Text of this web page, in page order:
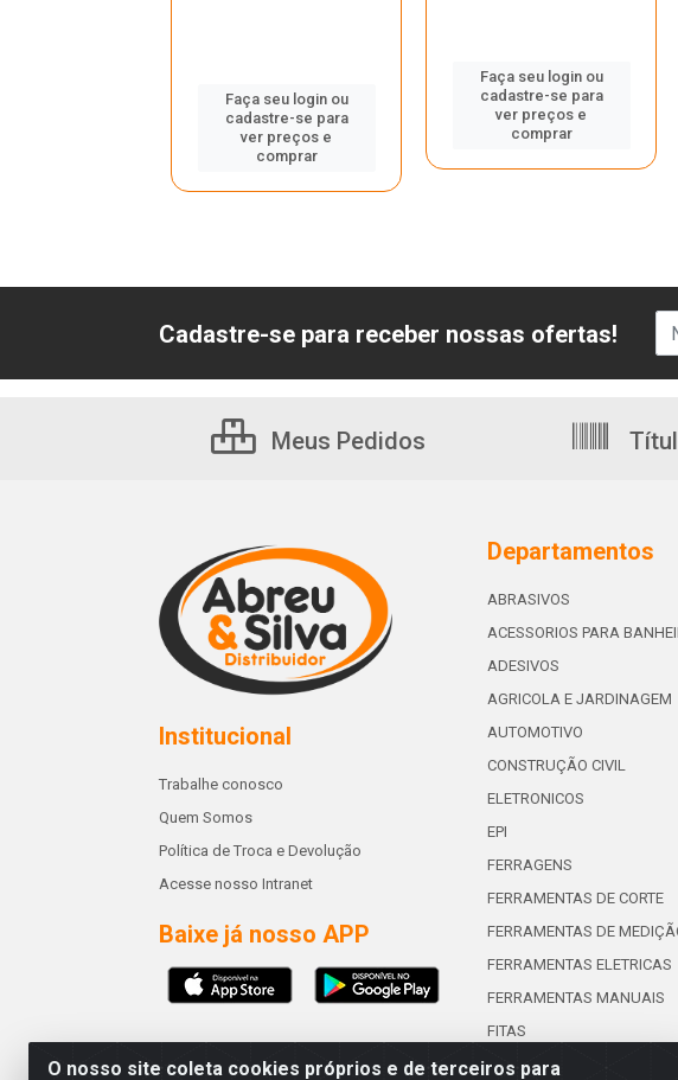
Faça seu login ou
cadastre-se para
ver preços e
comprar
Faça seu login ou
cadastre-se para
ver preços e
comprar
O nosso site coleta cookies próprios e de terceiros para
Cadastre-se para receber nossas ofertas!
Meus Pedidos
Institucional
Trabalhe conosco
Quem Somos
Política de Troca e Devolução
Acesse nosso Intranet
Baixe já nosso APP
Departamentos
ABRASIVOS
ACESSORIOS PARA
ADESIVOS
AGRICOLA E JARDINAGEM
AUTOMOTIVO
CONSTRUÇÃO CIVIL
ELETRONICOS
EPI
FERRAGENS
FERRAMENTAS DE CORTE
FERRAMENTAS DE
FERRAMENTAS ELETRICAS
FERRAMENTAS MANUAIS
FITAS